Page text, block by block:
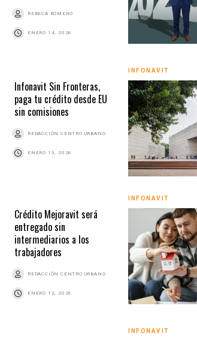
REBECA ROMERO
ENERO 14, 2026
Infonavit Sin Fronteras,
paga tu crédito desde EU
sin comisiones
REDACCIÓN CENTRO URBANO
ENERO 13, 2026
INFONAVIT
Crédito Mejoravit será
entregado sin
intermediarios a los
trabajadores
REDACCIÓN CENTRO URBANO
ENERO 12, 2026
INFONAVIT
INFONAVIT